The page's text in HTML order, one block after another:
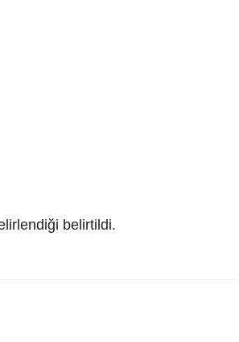
belirtildi.